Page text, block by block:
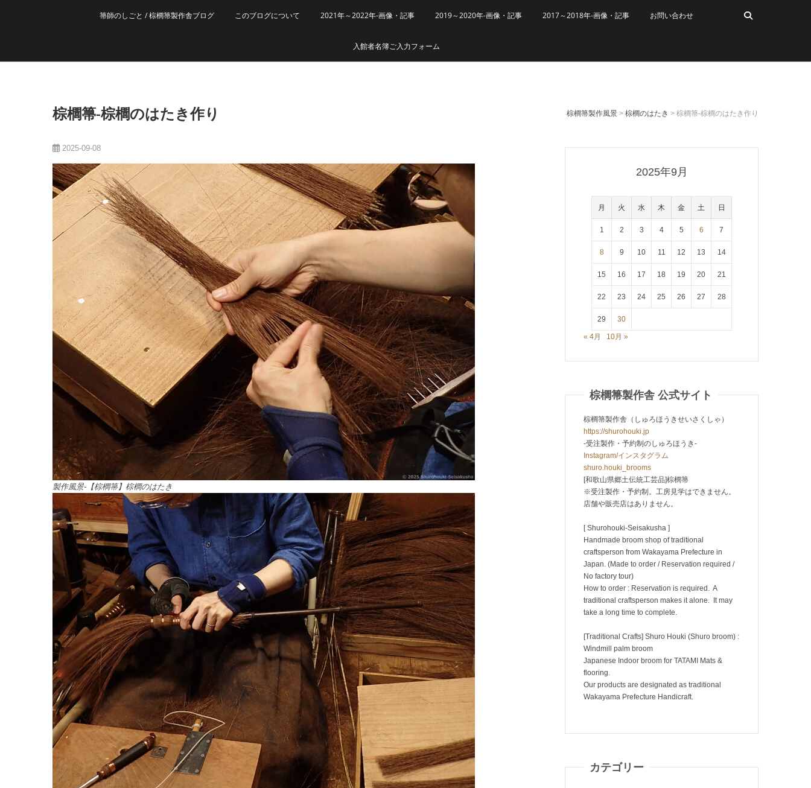
箒師のしごと / 棕櫚箒製作舎ブログ このブログについて 2021年～2022年-画像・記事 2019～2020年-画像・記事 2017～2018年-画像・記事 お問い合わせ
入館者名簿ご入力フォーム
棕櫚箒-棕櫚のはたき作り 棕櫚箒製作風景 > 棕櫚のはたき > 棕櫚箒-棕櫚のはたき作り
2025-09-08
製作風景-【棕櫚箒】棕櫚のはたき
2025年9月
月 火 水 木 金 土 日
1 2 3 4 5 6 7
8 9 10 11 12 13 14
15 16 17 18 19 20 21
22 23 24 25 26 27 28
29 30
« 4月 10月 »
棕櫚箒製作舎 公式サイト
棕櫚箒製作舎（しゅろほうきせいさくしゃ）
https://shurohouki.jp
-受注製作・予約制のしゅろほうき-
Instagram/インスタグラム
shuro.houki_brooms
[和歌山県郷土伝統工芸品]棕櫚箒
※受注製作・予約制。工房見学はできません。
店舗や販売店はありません。
[ Shurohouki-Seisakusha ]
Handmade broom shop of traditional
craftsperson from Wakayama Prefecture in
Japan. (Made to order / Reservation required /
No factory tour)
How to order : Reservation is required. A
traditional craftsperson makes it alone. It may
take a long time to complete.
[Traditional Crafts] Shuro Houki (Shuro broom) :
Windmill palm broom
Japanese Indoor broom for TATAMI Mats &
flooring.
Our products are designated as traditional
Wakayama Prefecture Handicraft.
カテゴリー